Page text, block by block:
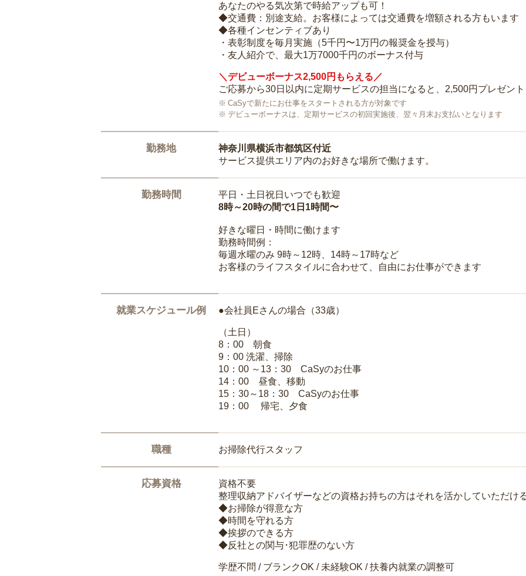
あなたのやる気次第で時給アップも可！
◆交通費：別途支給。お客様によっては交通費を増額される方もいます
◆各種インセンティブあり
・表彰制度を毎月実施（5千円〜1万円の報奨金を授与）
・友人紹介で、最大1万7000千円のボーナス付与
＼デビューボーナス2,500円もらえる／
ご応募から30日以内に定期サービスの担当になると、2,500円プレゼント
CaSyで新たにお仕事をスタートされる方が対象です
デビューボーナスは、定期サービスの初回実施後、翌々月末お支払いとなります
勤務地
神奈川県横浜市都筑区付近
サービス提供エリア内のお好きな場所で働けます。
勤務時間
平日・土日祝日いつでも歓迎
8時～20時の間で1日1時間〜
好きな曜日・時間に働けます
勤務時間例：
毎週水曜のみ 9時～12時、14時～17時など
お客様のライフスタイルに合わせて、自由にお仕事ができます
就業スケジュール例 ●会社員Eさんの場合（33歳）
（土日）
8：00 朝食
9：00 洗濯、掃除
10：00 ～13：30 CaSyのお仕事
14：00 昼食、移動
15：30～18：30 CaSyのお仕事
19：00 帰宅、夕食
職種 お掃除代行スタッフ
応募資格
資格不要
整理収納アドバイザーなどの資格お持ちの方はそれを活かしていただけ
◆お掃除が得意な方
◆時間を守れる方
◆挨拶のできる方
◆反社との関与･犯罪歴のない方
学歴不問 / ブランクOK / 未経験OK / 扶養内就業の調整可